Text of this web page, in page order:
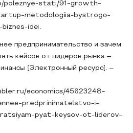
poleznye-stati/91-growth-
metodologiia-bystrogo-
idei.
предпринимательство и зачем
кейсов от лидеров рынка –
[Электронный ресурс]. –
economics/45623248-
predprinimatelstvo-i-
pyat-keysov-ot-liderov-